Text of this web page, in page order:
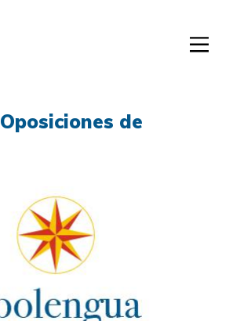
Oposiciones de